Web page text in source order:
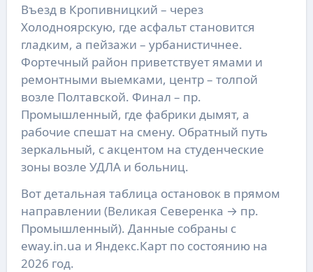
Въезд в Кропивницкий – через
Холодноярскую, где асфальт становится
гладким, а пейзажи – урбанистичнее.
Фортечный район приветствует ямами и
ремонтными выемками, центр – толпой
возле Полтавской. Финал – пр.
Промышленный, где фабрики дымят, а
рабочие спешат на смену. Обратный путь
зеркальный, с акцентом на студенческие
зоны возле УДЛА и больниц.
Вот детальная таблица остановок в прямом
направлении (Великая Северенка → пр.
Промышленный). Данные собраны с
eway.in.ua и Яндекс.Карт по состоянию на
2026 год.